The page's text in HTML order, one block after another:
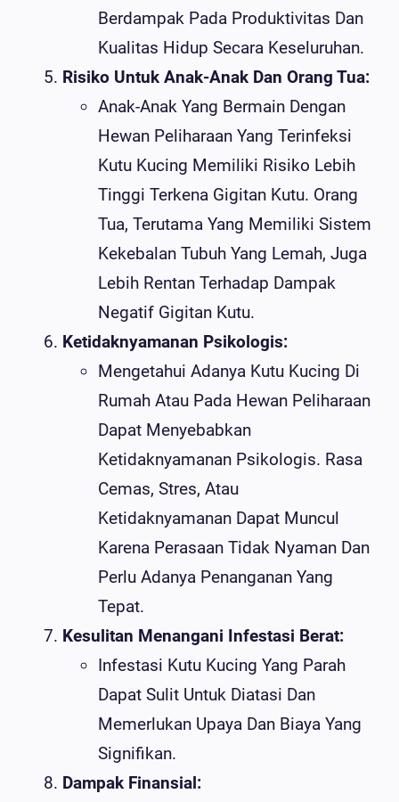
Berdampak Pada Produktivitas Dan
Kualitas Hidup Secara Keseluruhan.
Risiko Untuk Anak-Anak Dan Orang Tua:
Anak-Anak Yang Bermain Dengan
Hewan Peliharaan Yang Terinfeksi
Kutu Kucing Memiliki Risiko Lebih
Tinggi Terkena Gigitan Kutu. Orang
Tua, Terutama Yang Memiliki Sistem
Kekebalan Tubuh Yang Lemah, Juga
Lebih Rentan Terhadap Dampak
Negatif Gigitan Kutu.
Ketidaknyamanan Psikologis:
Mengetahui Adanya Kutu Kucing Di
Rumah Atau Pada Hewan Peliharaan
Dapat Menyebabkan
Ketidaknyamanan Psikologis. Rasa
Cemas, Stres, Atau
Ketidaknyamanan Dapat Muncul
Karena Perasaan Tidak Nyaman Dan
Perlu Adanya Penanganan Yang
Tepat.
Kesulitan Menangani Infestasi Berat:
Infestasi Kutu Kucing Yang Parah
Dapat Sulit Untuk Diatasi Dan
Memerlukan Upaya Dan Biaya Yang
Signifikan.
Dampak Finansial: